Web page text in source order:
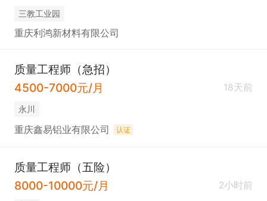
三教工业园
重庆利鸿新材料有限公司
质量工程师（急招）
4500-7000元/月
18天前
永川
重庆鑫易铝业有限公司 认证
质量工程师（五险）
8000-10000元/月
2小时前